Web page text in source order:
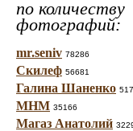
по количеству
фотографий:
mr.seniv 78286
Скилеф 56681
Галина Шаненко
МНМ 35166
Магаз Анатолий